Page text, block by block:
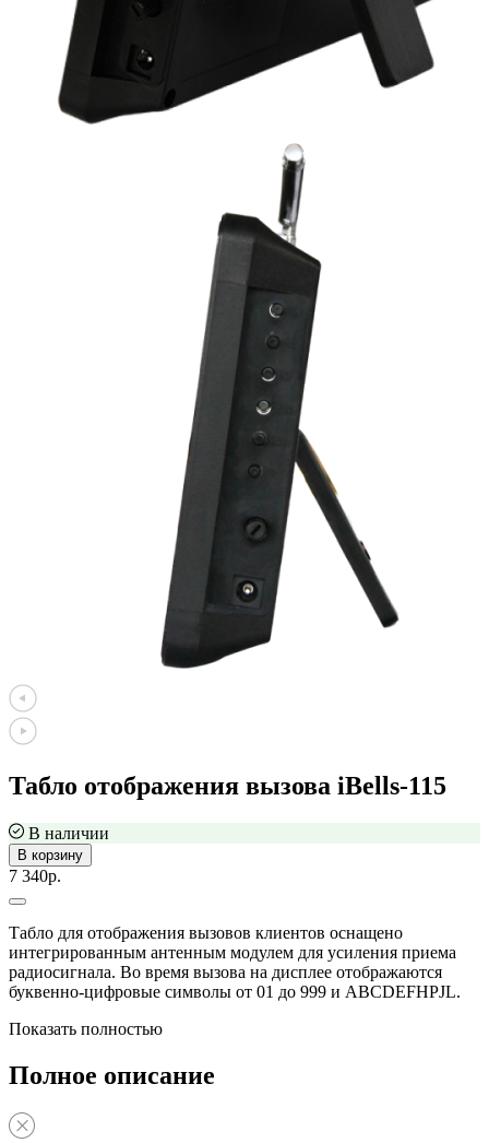
Табло отображения вызова iBells-115
В наличии
В корзину
7 340р.
Табло для отображения вызовов клиентов оснащено
интегрированным антенным модулем для усиления приема
радиосигнала. Во время вызова на дисплее отображаются
буквенно-цифровые символы от 01 до 999 и ABCDEFHPJL.
Показать полностью
Полное описание